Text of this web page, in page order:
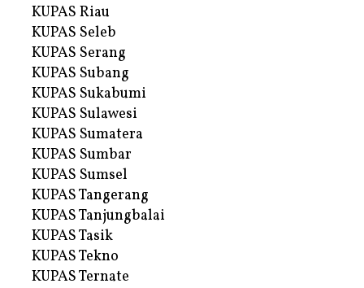
KUPAS Riau
KUPAS Seleb
KUPAS Serang
KUPAS Subang
KUPAS Sukabumi
KUPAS Sulawesi
KUPAS Sumatera
KUPAS Sumbar
KUPAS Sumsel
KUPAS Tangerang
KUPAS Tanjungbalai
KUPAS Tasik
KUPAS Tekno
KUPAS Ternate